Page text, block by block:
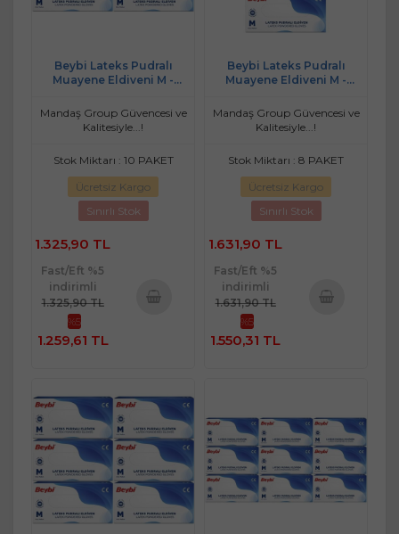
Beybi Lateks Pudralı
Muayene Eldiveni M -
Mandaş Group Güvencesi ve
Kalitesiyle...!
Stok Miktarı : 10 PAKET
Ücretsiz Kargo
Sınırlı Stok
1.325,90 TL
Fast/Eft %5
indirimli
1.325,90 TL
%5
1.259,61 TL
Beybi Lateks Pudralı
Muayene Eldiveni M -
Mandaş Group Güvencesi ve
Kalitesiyle...!
Stok Miktarı : 8 PAKET
Ücretsiz Kargo
Sınırlı Stok
1.631,90 TL
Fast/Eft %5
indirimli
1.631,90 TL
%5
1.550,31 TL